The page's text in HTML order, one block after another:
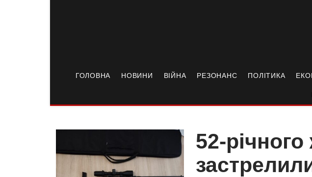
ГОЛОВНА НОВИНИ ВІЙНА РЕЗОНАНС ПОЛІТИКА
52-